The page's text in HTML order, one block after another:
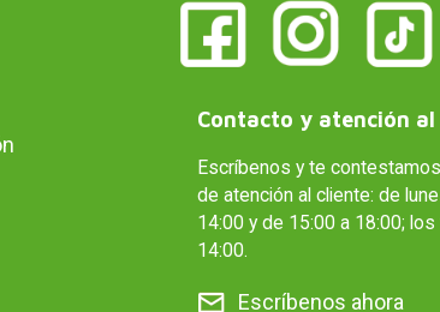
Contacto y atención
Escríbenos y te
de atención al cliente: de
14:00 y de 15:00 a 18:00;
14:00.
Escríbenos ahora